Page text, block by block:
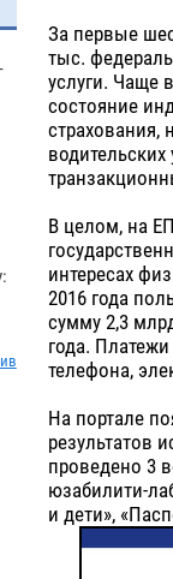
За первые
тыс.
услуги. Чаще
состояние
страхования,
В целом, на
интересах
2016 года
сумму 2,3
года.
телефона,
На портале
результатов
проведено 3
юзабилити-
и дети»,